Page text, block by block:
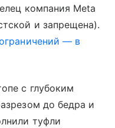
компания Meta
и запрещена).
— в
с глубоким
до бедра и
туфли